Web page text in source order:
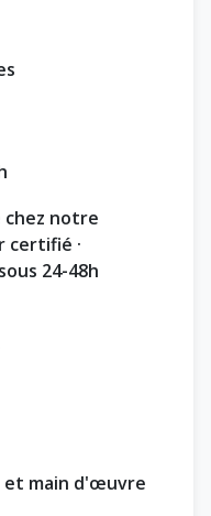
chez notre
certifié ·
24-48h
et main d'œuvre